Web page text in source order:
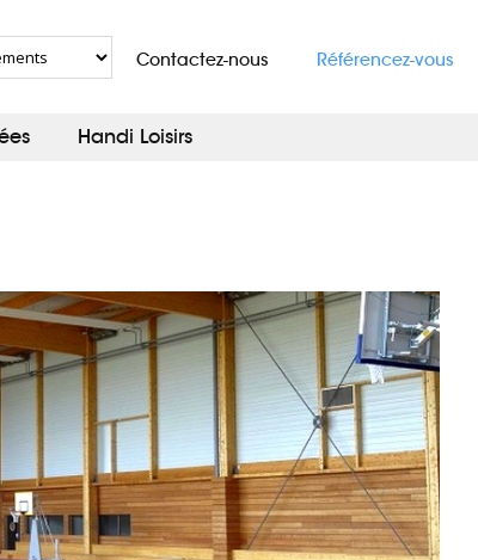
Contactez-nous Référencez-vous
Handi Loisirs